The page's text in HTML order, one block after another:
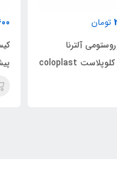
تومان
آلترنا
پیشرفته کلوپلاست coloplast
کد